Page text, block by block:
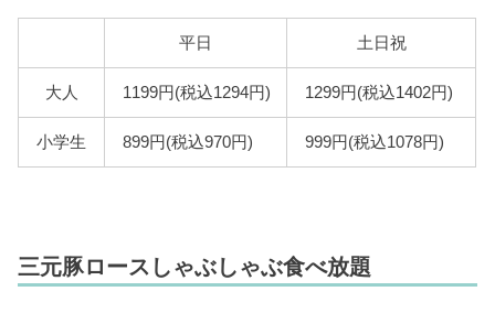
平日 土日祝
大人 1199円(税込1294円) 1299円(税込1402円)
小学生 899円(税込970円) 999円(税込1078円)
三元豚ロースしゃぶしゃぶ食べ放題